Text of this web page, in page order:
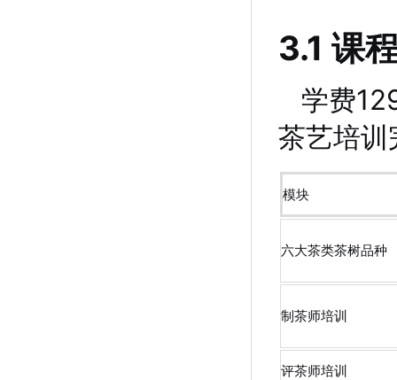
3.1 课
学费
茶艺培训
模块
六大茶类茶树品种
制茶师培训
评茶师培训